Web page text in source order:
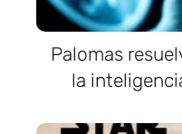
Palomas
la